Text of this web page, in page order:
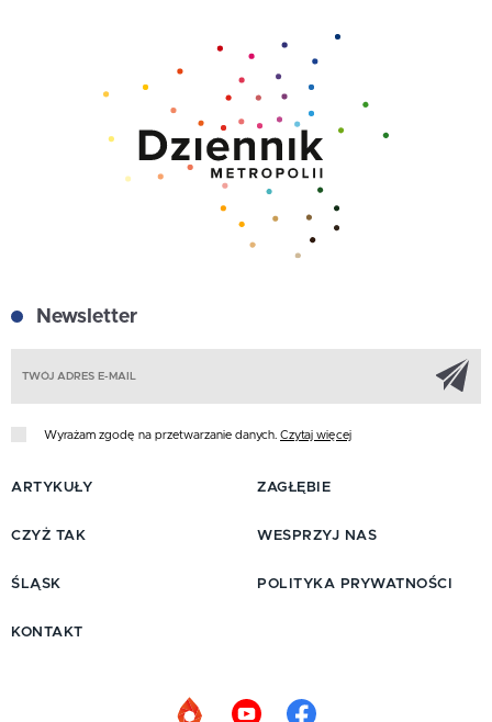
Newsletter
Wyrażam zgodę na przetwarzanie danych. Czytaj więcej
ARTYKUŁY
CZYŻ TAK
ŚLĄSK
ZAGŁĘBIE
WESPRZYJ NAS
POLITYKA PRYWATNOŚCI
KONTAKT